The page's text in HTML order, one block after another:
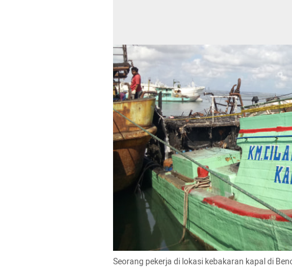
Seorang pekerja di lokasi kebakaran kapal di